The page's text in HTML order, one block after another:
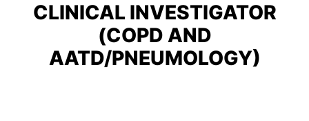
CLINICAL INVESTIGATOR
(COPD AND
AATD/PNEUMOLOGY)